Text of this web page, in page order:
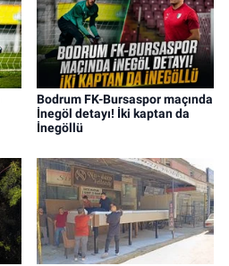
Bodrum FK-Bursaspor maçında
İnegöl detayı! İki kaptan da
İnegöllü